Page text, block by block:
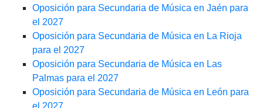
Oposición para Secundaria de Música en Jaén para
el 2027
Oposición para Secundaria de Música en La Rioja
para el 2027
Oposición para Secundaria de Música en Las
Palmas para el 2027
Oposición para Secundaria de Música en León para
el 2027